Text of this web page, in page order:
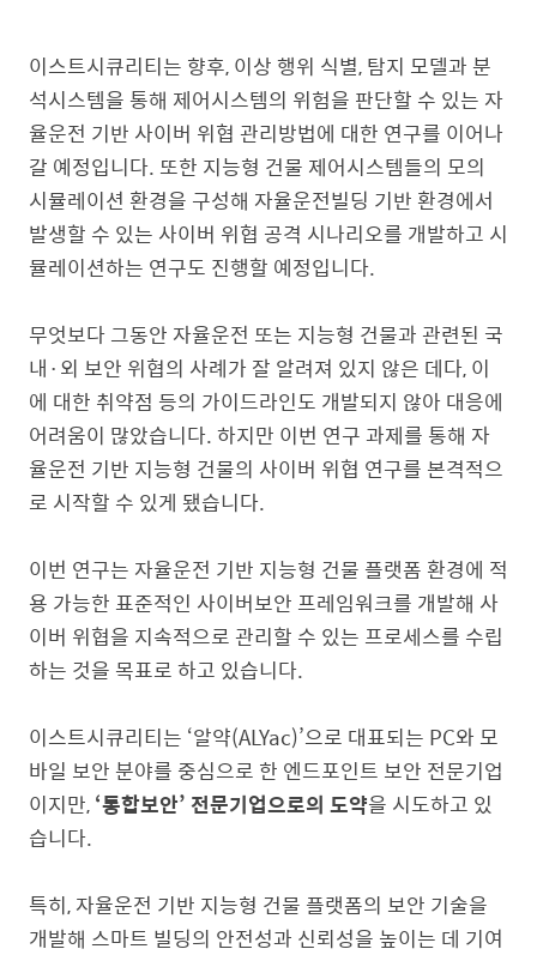
이스트시큐리티는 향후, 이상 행위 식별, 탐지 모델과 분
석시스템을 통해 제어시스템의 위험을 판단할 수 있는 자
율운전 기반 사이버 위협 관리방법에 대한 연구를 이어나
갈 예정입니다. 또한 지능형 건물 제어시스템들의 모의
시뮬레이션 환경을 구성해 자율운전빌딩 기반 환경에서
발생할 수 있는 사이버 위협 공격 시나리오를 개발하고 시
뮬레이션하는 연구도 진행할 예정입니다.
무엇보다 그동안 자율운전 또는 지능형 건물과 관련된 국
내·외 보안 위협의 사례가 잘 알려져 있지 않은 데다, 이
에 대한 취약점 등의 가이드라인도 개발되지 않아 대응에
어려움이 많았습니다. 하지만 이번 연구 과제를 통해 자
율운전 기반 지능형 건물의 사이버 위협 연구를 본격적으
로 시작할 수 있게 됐습니다.
이번 연구는 자율운전 기반 지능형 건물 플랫폼 환경에 적
용 가능한 표준적인 사이버보안 프레임워크를 개발해 사
이버 위협을 지속적으로 관리할 수 있는 프로세스를 수립
하는 것을 목표로 하고 있습니다.
이스트시큐리티는 ‘알약(ALYac)’으로 대표되는 PC와 모
바일 보안 분야를 중심으로 한 엔드포인트 보안 전문기업
이지만,‘통합보안’ 전문기업으로의 도약을 시도하고 있
습니다.
특히, 자율운전 기반 지능형 건물 플랫폼의 보안 기술을
개발해 스마트 빌딩의 안전성과 신뢰성을 높이는 데 기여